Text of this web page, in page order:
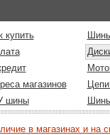
купить
магазинов
шины
в магазинах и на